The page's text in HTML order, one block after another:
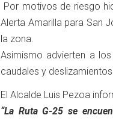
Por motivos de riesgo
Alerta Amarilla para San
la zona.
Asimismo advierten a
caudales y
El Alcalde Luis Pezoa
“La Ruta G-25 se